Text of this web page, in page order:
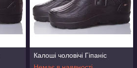
Калоші чоловічі Гіпаніс